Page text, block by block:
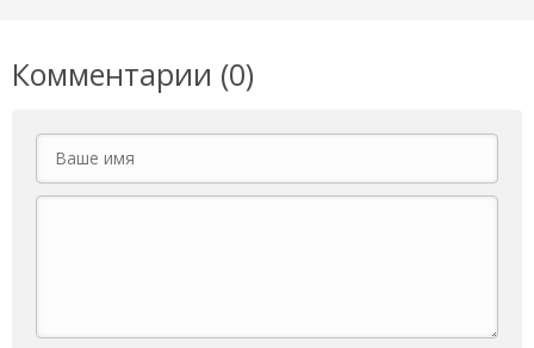
Комментарии (0)